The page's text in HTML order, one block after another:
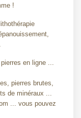
!
en ligne ...
pierres brutes,
de minéraux ...
... vous pouvez